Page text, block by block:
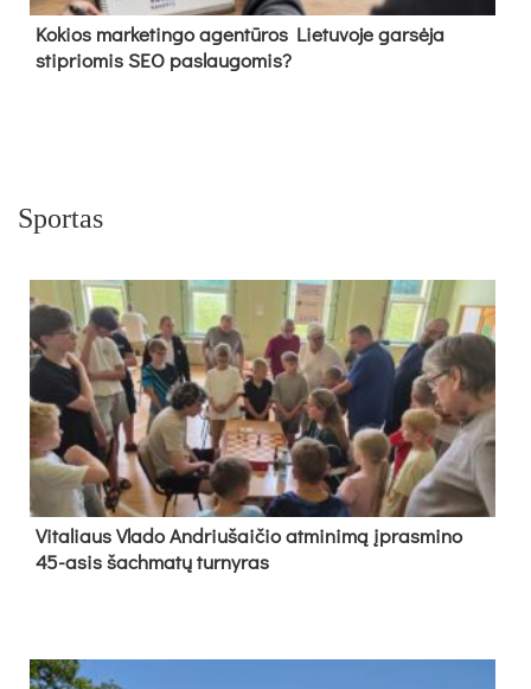
Kokios marketingo agentūros Lietuvoje garsėja
stipriomis SEO paslaugomis?
Sportas
Vi­ta­liaus Vla­do And­riu­šai­čio at­mi­ni­mą įpras­mi­no
45-asis šach­ma­tų tur­ny­ras